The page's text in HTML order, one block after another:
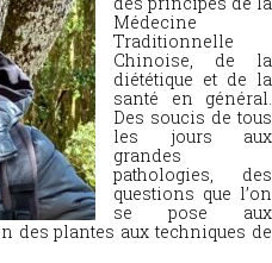
Médecine
Traditionnelle
Chinoise, de la
diététique et de la
santé en général.
Des soucis de tous
les jours aux
grandes
pathologies, des
questions que l’on
se pose aux
des plantes aux techniques de